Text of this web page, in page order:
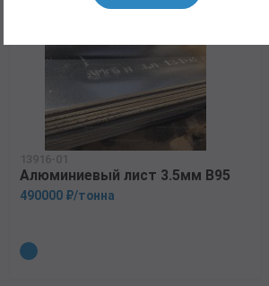
13916-01
Алюминиевый лист 3.5мм В95
490000 ₽/тонна